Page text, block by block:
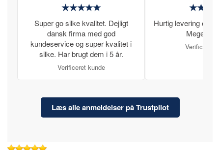
★★★★★
Super go silke kvalitet. Dejligt
dansk firma med god
kundeservice og super kvalitet i
silke. Har brugt dem i 5 år.
Verificeret kunde
Hurtig levering og
Meget
Verificeret
Læs alle anmeldelser på Trustpilot